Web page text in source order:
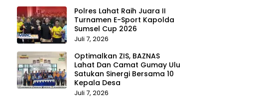
Polres Lahat Raih Juara II
Turnamen E-Sport Kapolda
Sumsel Cup 2026
Juli 7, 2026
Optimalkan ZIS, BAZNAS
Lahat Dan Camat Gumay Ulu
Satukan Sinergi Bersama 10
Kepala Desa
Juli 7, 2026